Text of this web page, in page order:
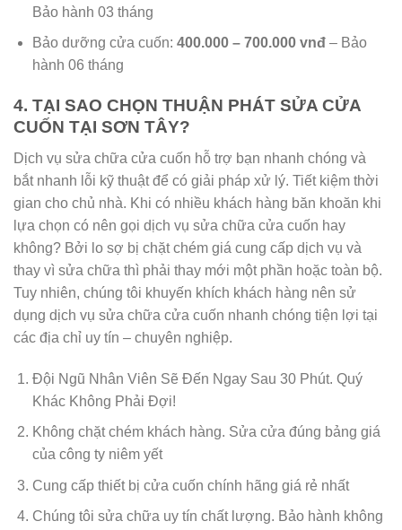
Bảo hành 03 tháng
Bảo dưỡng cửa cuốn: 400.000 – 700.000 vnđ– Bảo
hành 06 tháng
4. TẠI SAO CHỌN THUẬN PHÁT SỬA CỬA
CUỐN TẠI SƠN TÂY?
Dịch vụ sửa chữa cửa cuốn hỗ trợ bạn nhanh chóng và
bắt nhanh lỗi kỹ thuật để có giải pháp xử lý. Tiết kiệm thời
gian cho chủ nhà. Khi có nhiều khách hàng băn khoăn khi
lựa chọn có nên gọi dịch vụ sửa chữa cửa cuốn hay
không? Bởi lo sợ bị chặt chém giá cung cấp dịch vụ và
thay vì sửa chữa thì phải thay mới một phần hoặc toàn bộ.
Tuy nhiên, chúng tôi khuyến khích khách hàng nên sử
dụng dịch vụ sửa chữa cửa cuốn nhanh chóng tiện lợi tại
các địa chỉ uy tín – chuyên nghiệp.
Đội Ngũ Nhân Viên Sẽ Đến Ngay Sau 30 Phút. Quý
Khác Không Phải Đợi!
Không chặt chém khách hàng. Sửa cửa đúng bảng giá
của công ty niêm yết
Cung cấp thiết bị cửa cuốn chính hãng giá rẻ nhất
Chúng tôi sửa chữa uy tín chất lượng. Bảo hành không